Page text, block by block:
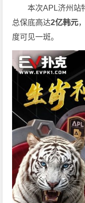
本次APL济州站
总保底高达2亿韩元
度可见一斑。